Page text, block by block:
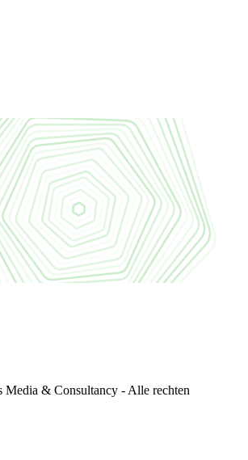
& Consultancy - Alle rechten